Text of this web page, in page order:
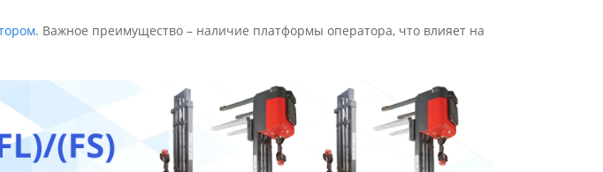
. Важное преимущество – наличие платформы оператора, что влияет на